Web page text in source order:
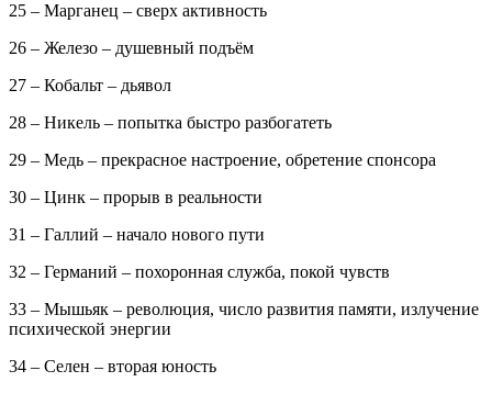
25 – Марганец – сверх активность
26 – Железо – душевный подъём
27 – Кобальт – дьявол
28 – Никель – попытка быстро разбогатеть
29 – Медь – прекрасное настроение, обретение спонсора
30 – Цинк – прорыв в реальности
31 – Галлий – начало нового пути
32 – Германий – похоронная служба, покой чувств
33 – Мышьяк – революция, число развития памяти, излучение
психической энергии
34 – Селен – вторая юность